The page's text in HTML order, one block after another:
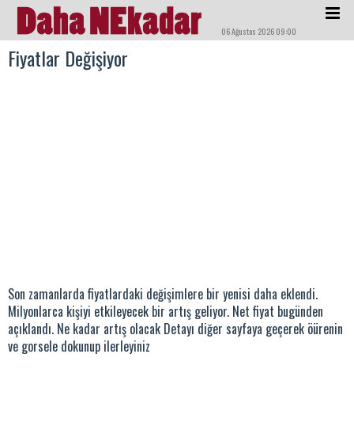
06 Ağustos 2026 09:00
Fiyatlar Değişiyor
Son zamanlarda fiyatlardaki değişimlere bir yenisi daha eklendi.
Milyonlarca kişiyi etkileyecek bir artış geliyor. Net fiyat bugünden
açıklandı. Ne kadar artış olacak Detayı diğer sayfaya geçerek öürenin
ve gorsele dokunup ilerleyiniz